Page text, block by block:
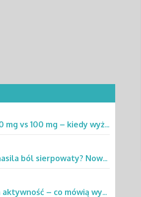
Buprenorfina 300 mg vs 100 mg – kiedy wyższa dawka ma przewagę? Sprawdź!
Czy miesiączka nasila ból sierpowaty? Nowe dane zmieniają podejście do SCD
Ból kręgosłupa a aktywność – co mówią wyniki rocznej obserwacji?